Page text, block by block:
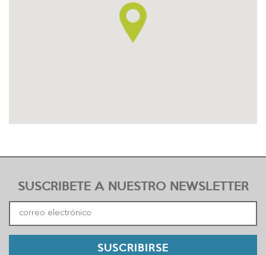
SUSCRIBETE A NUESTRO NEWSLETTER
SUSCRIBIRSE